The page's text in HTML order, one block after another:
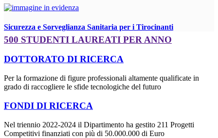
Sicurezza e Sorveglianza Sanitaria per i Tirocinanti
500 STUDENTI LAUREATI PER ANNO
DOTTORATO DI RICERCA
Per la formazione di figure professionali altamente qualificate in
grado di raccogliere le sfide tecnologiche del futuro
FONDI DI RICERCA
Nel triennio 2022-2024 il Dipartimento ha gestito 211 Progetti
Competitivi finanziati con più di 50.000.000 di Euro